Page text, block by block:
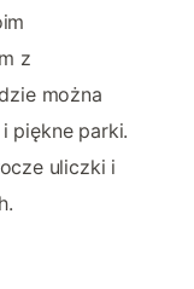
z
można
piękne parki.
uliczki i